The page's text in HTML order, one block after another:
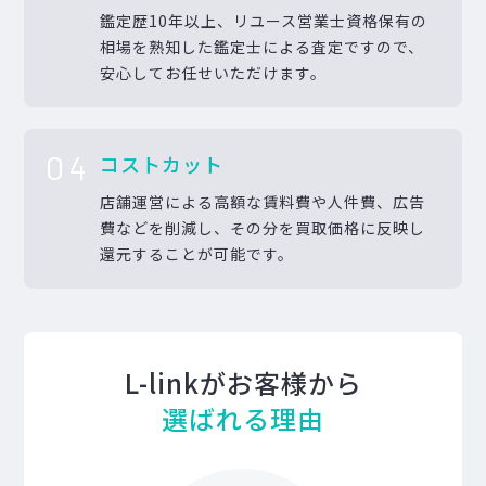
鑑定歴10年以上、リユース営業士資格保有の
相場を熟知した鑑定士による査定ですので、
安心してお任せいただけます。
04 コストカット
店舗運営による高額な賃料費や人件費、広告
費などを削減し、その分を買取価格に反映し
還元することが可能です。
L-linkがお客様から
選ばれる理由